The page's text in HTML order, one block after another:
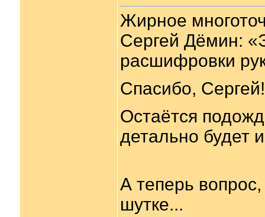
Жирное
Сергей Дёмин:
расшифровки
Спасибо, Сергей!
Остаётся
детально будет
А теперь
шутке...